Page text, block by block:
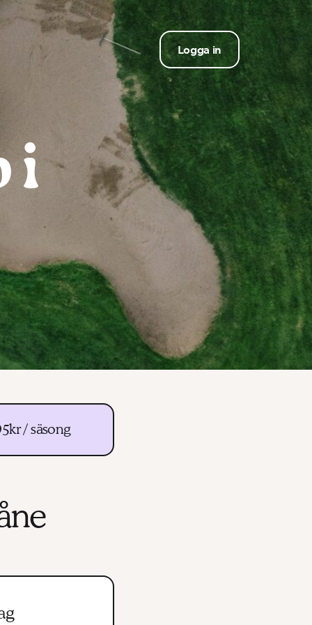
Logga in
i
/ säsong